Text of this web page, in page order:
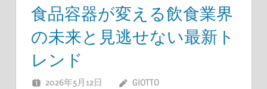
食品容器が変える飲食業界
の未来と見逃せない最新ト
レンド
2026年5月12日 GIOTTO